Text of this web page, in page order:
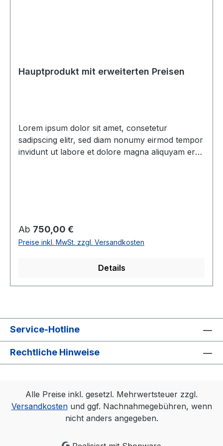
Hauptprodukt mit erweiterten Preisen
Lorem ipsum dolor sit amet, consetetur
sadipscing elitr, sed diam nonumy eirmod tempor
invidunt ut labore et dolore magna aliquyam erat,
eirmod tempor invidunt ut labore et dolore
magna aliquyam erat, sed diam voluptua. At vero
eos et accusam et justo duo dolores et ea
takimata sanctus est Lorem ipsum dolor sit amet.
Regulärer Preis:
Ab 750,00 €
Preise inkl. MwSt. zzgl. Versandkosten
Details
Service-Hotline
Rechtliche Hinweise
Alle Preise inkl. gesetzl. Mehrwertsteuer zzgl.
Versandkostenund ggf. Nachnahmegebühren, wenn
nicht anders angegeben.